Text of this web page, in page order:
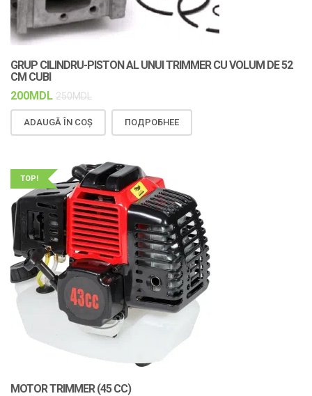
GRUP CILINDRU-PISTON AL UNUI TRIMMER CU VOLUM DE 52
CM CUBI
200MDL 250MDL
ADAUGĂ ÎN COȘ ПОДРОБНЕЕ
TOP!
MOTOR TRIMMER (45 CC)